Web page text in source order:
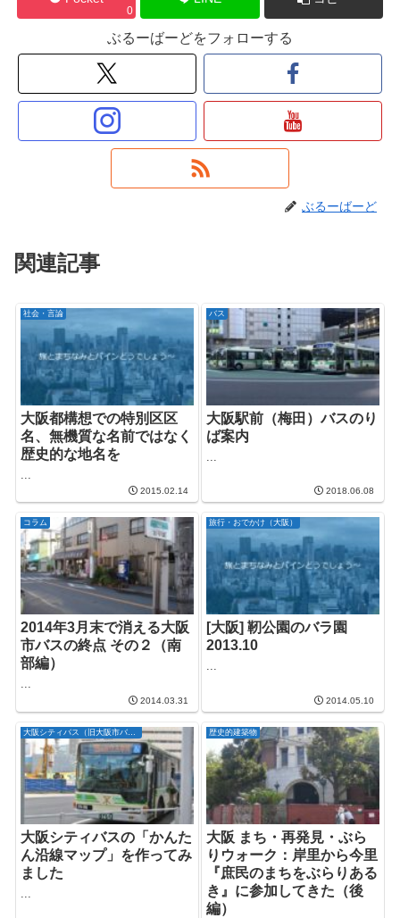
0
ぶるーばーどをフォローする
ぶるーばーど
関連記事
社会・言論
大阪都構想での特別区区
名、無機質な名前ではなく
歴史的な地名を
2015.02.14
バス
大阪駅前（梅田）バスのり
ば案内
2018.06.08
コラム
2014年3月末で消える大阪
市バスの終点 その２（南
部編）
...
2014.03.31
旅行・おでかけ（大阪）
[大阪] 靭公園のバラ園
2013.10
...
2014.05.10
大阪シティバス（旧大阪市バス）
大阪シティバスの「かんた
ん沿線マップ」を作ってみ
ました
...
歴史的建築物
大阪 まち・再発見・ぶら
りウォーク：岸里から今里
『庶民のまちをぶらりある
き』に参加してきた（後
編）